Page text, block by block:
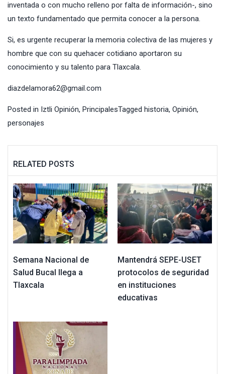
inventada o con mucho relleno por falta de información-, sino
un texto fundamentado que permita conocer a la persona.
Si, es urgente recuperar la memoria colectiva de las mujeres y
hombre que con su quehacer cotidiano aportaron su
conocimiento y su talento para Tlaxcala.
diazdelamora62@gmail.com
Posted in Iztli Opinión, PrincipalesTagged historia, Opinión,
personajes
RELATED POSTS
Semana Nacional de
Salud Bucal llega a
Tlaxcala
Mantendrá SEPE-USET
protocolos de seguridad
en instituciones
educativas